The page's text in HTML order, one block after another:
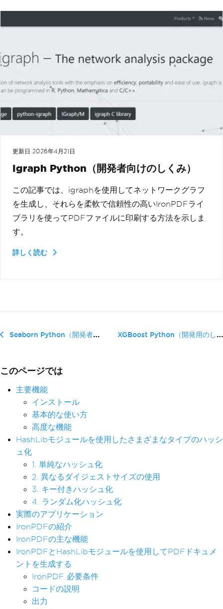
更新日 2026年4月21日
Igraph Python（開発者向けのしくみ）
この記事では、igraphを使用してネットワークグラフ
を生成し、それらを柔軟で信頼性の高いIronPDFライ
ブラリを使ってPDFファイルに印刷する方法を示しま
す。
詳しく読む
Seaborn Python（開発者向けのしくみガイド） XGBoost Python（開発用のしく...
このページでは
主要機能
インストール
基本的な使い方
高度な機能
HashLibモジュールを使用したさまざまなタイプのハッシ
ュ化
1. 単純なハッシュ化
2. 異なるダイジェストサイズの使用
3. キー付きハッシュ化
4. ランダム化ハッシュ化
実際のアプリケーション
IronPDFの紹介
IronPDFの主な機能
IronPDFとHashLibモジュールを使用してPDFドキュメ
ントを生成する
IronPDF 必要条件
コードの説明
出力